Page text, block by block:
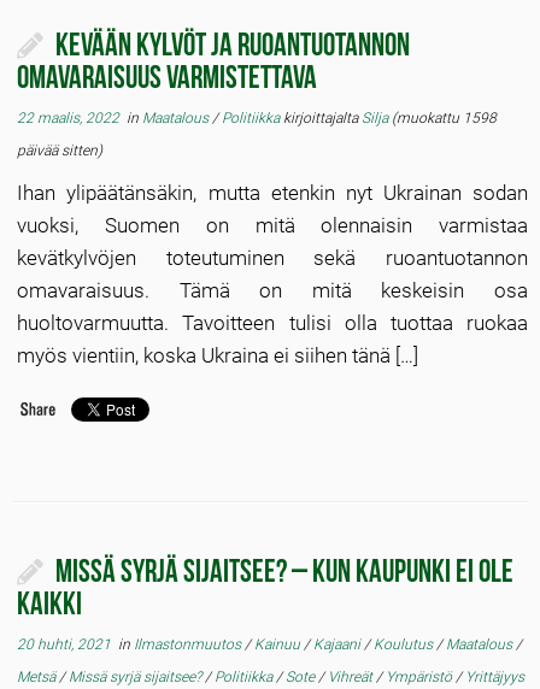
Kevään kylvöt ja ruoantuotannon
omavaraisuus varmistettava
22 maalis, 2022in Maatalous/Politiikka kirjoittajalta Silja(muokattu 1598
päivää sitten)
Ihan ylipäätänsäkin, mutta etenkin nyt Ukrainan sodan
vuoksi, Suomen on mitä olennaisin varmistaa
kevätkylvöjen toteutuminen sekä ruoantuotannon
omavaraisuus. Tämä on mitä keskeisin osa
huoltovarmuutta. Tavoitteen tulisi olla tuottaa ruokaa
myös vientiin, koska Ukraina ei siihen tänä […]
Missä syrjä sijaitsee? – Kun kaupunki ei ole
kaikki
20 huhti, 2021 in Ilmastonmuutos/Kainuu/Kajaani/Koulutus/Maatalous/
Metsä/Missä syrjä sijaitsee?/Politiikka/Sote/ Vihreät/ Ympäristö/ Yrittäjyys